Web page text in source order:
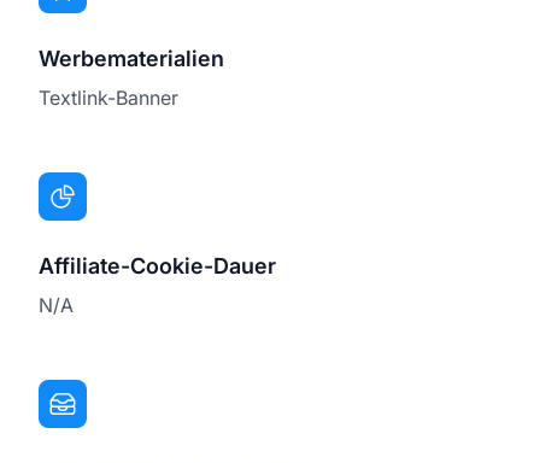
Werbematerialien
Textlink-Banner
Affiliate-Cookie-Dauer
N/A